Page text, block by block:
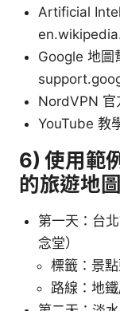
Artificial
Google 地圖
NordVPN
YouTube 教
6) 使用範
的旅遊地
第一天：台
念堂）
標籤：景
路線：地